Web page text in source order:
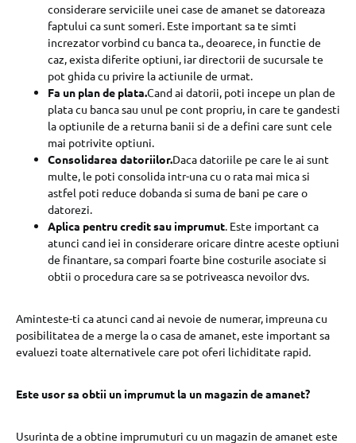
considerare serviciile unei case de amanet se datoreaza
faptului ca sunt someri. Este important sa te simti
increzator vorbind cu banca ta., deoarece, in functie de
caz, exista diferite optiuni, iar directorii de sucursale te
pot ghida cu privire la actiunile de urmat.
Fa un plan de plata.Cand ai datorii, poti incepe un plan de
plata cu banca sau unul pe cont propriu, in care te gandesti
la optiunile de a returna banii si de a defini care sunt cele
mai potrivite optiuni.
Consolidarea datoriilor.Daca datoriile pe care le ai sunt
multe, le poti consolida intr-una cu o rata mai mica si
astfel poti reduce dobanda si suma de bani pe care o
datorezi.
Aplica pentru credit sau imprumut. Este important ca
atunci cand iei in considerare oricare dintre aceste optiuni
de finantare, sa compari foarte bine costurile asociate si
obtii o procedura care sa se potriveasca nevoilor dvs.
Aminteste-ti ca atunci cand ai nevoie de numerar, impreuna cu
posibilitatea de a merge la o casa de amanet, este important sa
evaluezi toate alternativele care pot oferi lichiditate rapid.
Este usor sa obtii un imprumut la un magazin de amanet?
Usurinta de a obtine imprumuturi cu un magazin de amanet este